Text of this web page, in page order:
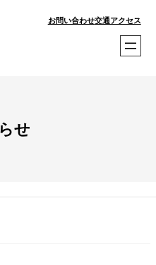
お問い合わせ交通アクセス
せ